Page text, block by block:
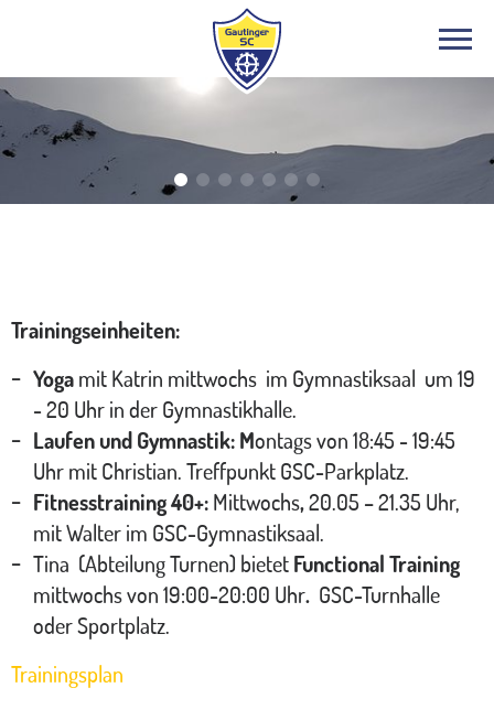
Trainingseinheiten:
Yogamit Katrin mittwochs im Gymnastiksaal um 19
- 20 Uhr in der Gymnastikhalle.
Laufen und Gymnastik: Montags von 18:45 - 19:45
Uhr mit Christian. Treffpunkt GSC-Parkplatz.
Fitnesstraining 40+:Mittwochs,20.05 – 21.35 Uhr,
mit Walter im GSC-Gymnastiksaal.
Tina (Abteilung Turnen) bietetFunctional Training
mittwochs von 19:00-20:00 Uhr. GSC-Turnhalle
oder Sportplatz.
Trainingsplan